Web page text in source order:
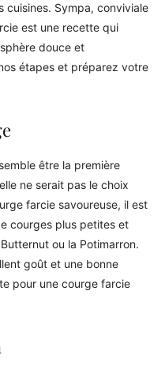
cuisines. Sympa, conviviale
est une recette qui
douce et
étapes et préparez votre
être la première
ne serait pas le choix
farcie savoureuse, il est
courges plus petites et
ou la Potimarron.
goût et une bonne
pour une courge farcie